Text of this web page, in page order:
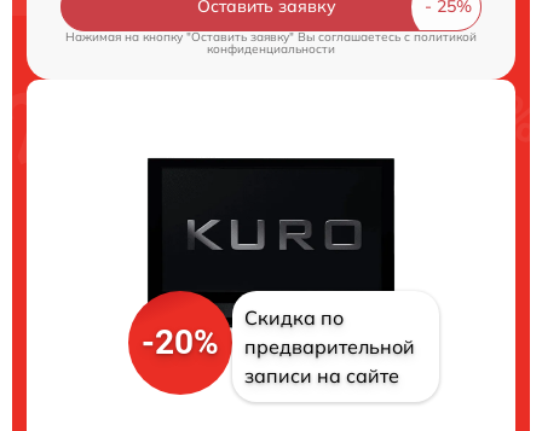
Оставить заявку
Нажимая на кнопку "Оставить заявку" Вы соглашаетесь cполитикой
конфиденциальности
-20%
Скидка по
предварительной
записи на сайте